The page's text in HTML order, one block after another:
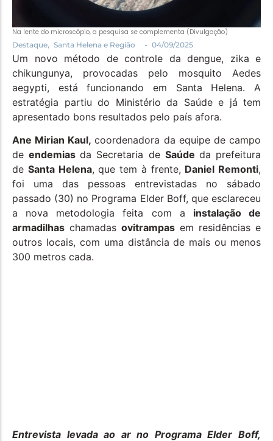
Na lente do microscópio, a pesquisa se complementa (Divulgação)
Destaque, Santa Helena e Região - 04/09/2025
Um novo método de controle da dengue, zika e
chikungunya, provocadas pelo mosquito Aedes
aegypti, está funcionando em Santa Helena. A
estratégia partiu do Ministério da Saúde e já tem
apresentado bons resultados pelo país afora.
Ane Mirian Kaul,coordenadora da equipe de campo
deendemiasda Secretaria de Saúde da prefeitura
de Santa Helena, que tem à frente, Daniel Remonti,
foi uma das pessoas entrevistadas no sábado
passado (30) no Programa Elder Boff, que esclareceu
a nova metodologia feita com a instalação de
armadilhas chamadas ovitrampas em residências e
outros locais, com uma distância de mais ou menos
300 metros cada.
Entrevista levada ao ar no Programa Elder Boff,